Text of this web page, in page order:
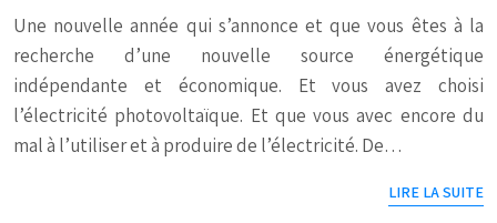
Une nouvelle année qui s’annonce et que vous êtes à la
recherche d’une nouvelle source énergétique
indépendante et économique. Et vous avez choisi
l’électricité photovoltaïque. Et que vous avec encore du
mal à l’utiliser et à produire de l’électricité. De…
LIRE LA SUITE